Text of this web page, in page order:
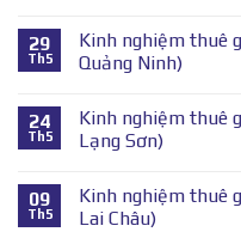
29
Th5
Kinh nghiệm thuê
Quảng Ninh)
24
Th5
Kinh nghiệm thuê
Lạng Sơn)
09
Th5
Kinh nghiệm thuê
Lai Châu)